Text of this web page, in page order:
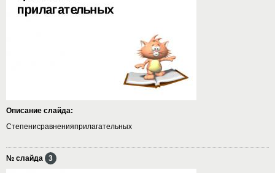
Описание слайда:
Степенисравненияприлагательных
№ слайда 3